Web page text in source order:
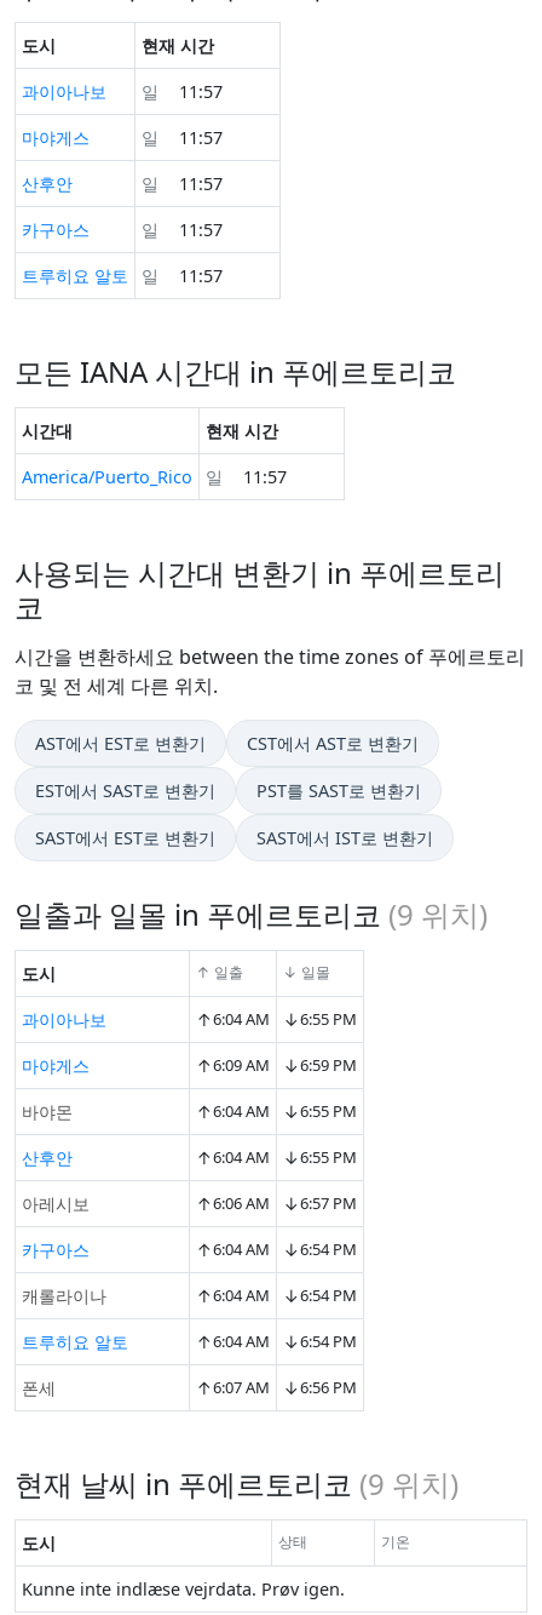
도시
현재 시간
과이아나보
일
11:57
마야게스
일
11:57
산후안
일
11:57
카구아스
일
11:57
트루히요 알토
일 11:57
모든 IANA 시간대 in 푸에르토리코
시간대
현재 시간
America/Puerto_Rico
일 11:57
사용되는 시간대 변환기 in 푸에르토리
코
시간을 변환하세요 between the time zones of 푸에르토리
코 및 전 세계 다른 위치.
AST에서 EST로 변환기 CST에서 AST로 변환기
EST에서 SAST로 변환기 PST를 SAST로 변환기
SAST에서 EST로 변환기 SAST에서 IST로 변환기
일출과 일몰 in 푸에르토리코 (9 위치)
도시 ↑ 일출 ↓ 일몰
과이아나보 ↑6:04 AM ↓6:55 PM
마야게스 ↑6:09 AM ↓6:59 PM
바야몬 ↑6:04 AM ↓6:55 PM
산후안 ↑6:04 AM ↓6:55 PM
아레시보 ↑6:06 AM ↓6:57 PM
카구아스 ↑6:04 AM ↓6:54 PM
캐롤라이나 ↑6:04 AM ↓6:54 PM
트루히요 알토 ↑6:04 AM ↓6:54 PM
폰세 ↑6:07 AM ↓6:56 PM
현재 날씨 in 푸에르토리코 (9 위치)
도시 상태 기온
Kunne inte indlæse vejrdata. Prøv igen.